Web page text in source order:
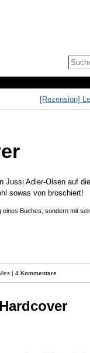
[Rezension]
Jussi Adler-Olsen auf die
sowas von broschiert!
Buches, sondern mit
| 4 Kommentare